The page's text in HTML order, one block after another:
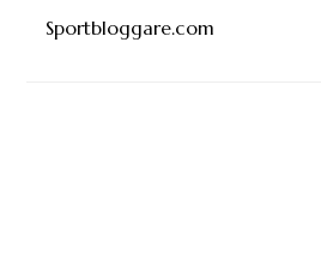
Sportbloggare.com